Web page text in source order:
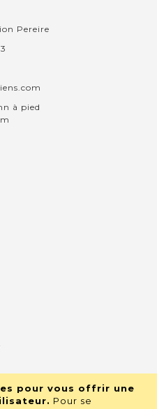
pour vous offrir une
Pour se
Pereire
à pied